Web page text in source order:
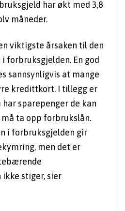
har økt med 3,8
måneder.
viktigste årsaken til den
forbruksgjelden. En god
sannsynligvis at mange
kredittkort. I tillegg er
sparepenger de kan
ta opp forbrukslån.
i forbruksgjelden gir
men det er
stiger, sier